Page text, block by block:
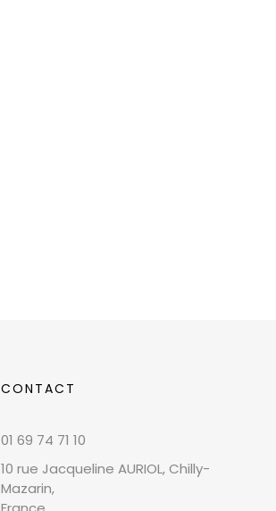
CONTACT
01 69 74 71 10
10 rue Jacqueline AURIOL, Chilly-
Mazarin,